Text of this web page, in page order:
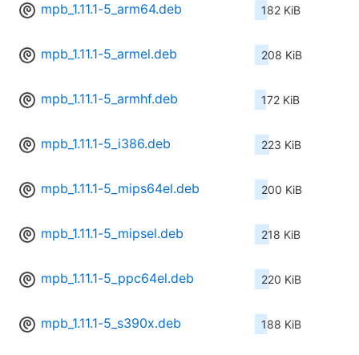
mpb_1.11.1-5_arm64.deb 182 KiB
mpb_1.11.1-5_armel.deb 208 KiB
mpb_1.11.1-5_armhf.deb 172 KiB
mpb_1.11.1-5_i386.deb 223 KiB
mpb_1.11.1-5_mips64el.deb 200 KiB
mpb_1.11.1-5_mipsel.deb 218 KiB
mpb_1.11.1-5_ppc64el.deb 220 KiB
mpb_1.11.1-5_s390x.deb 188 KiB